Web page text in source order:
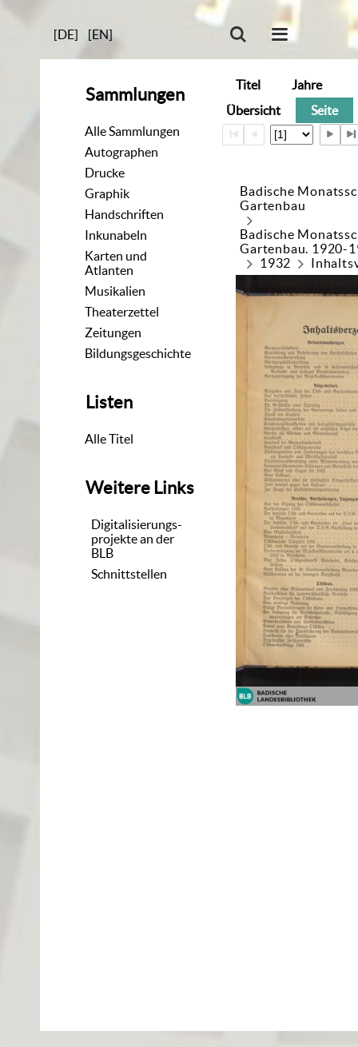
[DE] [EN]
Sammlungen
Alle Sammlungen
Autographen
Drucke
Graphik
Handschriften
Inkunabeln
Karten und
Atlanten
Musikalien
Theaterzettel
Zeitungen
Bildungsgeschichte
Listen
Alle Titel
Weitere Links
Digitalisierungs-
projekte an der
BLB
Schnittstellen
Titel
Jahre
Übersicht
Seite
Badische
Gartenbau
Badische
Gartenbau. 1920-
1932